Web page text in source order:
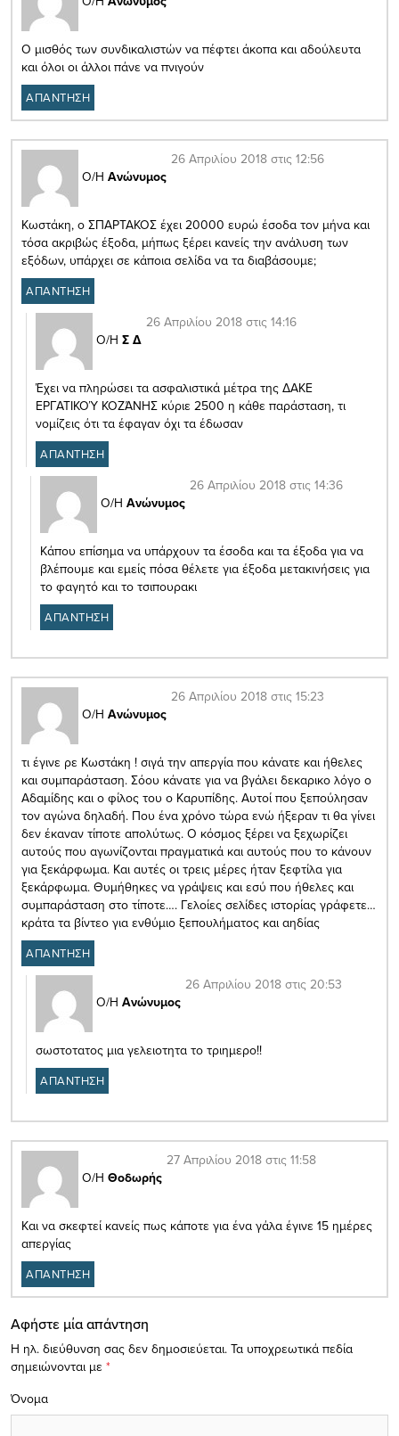
Ο μισθός των συνδικαλιστών να πέφτει άκοπα και αδούλευτα
και όλοι οι άλλοι πάνε να πνιγούν
ΑΠΑΝΤΗΣΗ
Ο/Η Ανώνυμος
26 Απριλίου 2018 στις 12:56
Κωστάκη, ο ΣΠΑΡΤΑΚΟΣ έχει 20000 ευρώ έσοδα τον μήνα και
τόσα ακριβώς έξοδα, μήπως ξέρει κανείς την ανάλυση των
εξόδων, υπάρχει σε κάποια σελίδα να τα διαβάσουμε;
ΑΠΑΝΤΗΣΗ
Ο/Η Σ Δ
26 Απριλίου 2018 στις 14:16
Έχει να πληρώσει τα ασφαλιστικά μέτρα της ΔΑΚΕ
ΕΡΓΑΤΙΚΟΎ ΚΟΖΆΝΗΣ κύριε 2500 η κάθε παράσταση, τι
νομίζεις ότι τα έφαγαν όχι τα έδωσαν
ΑΠΑΝΤΗΣΗ
Ο/Η Ανώνυμος
26 Απριλίου 2018 στις 14:36
Κάπου επίσημα να υπάρχουν τα έσοδα και τα έξοδα για να
βλέπουμε και εμείς πόσα θέλετε για έξοδα μετακινήσεις για
το φαγητό και το τσιπουρακι
ΑΠΑΝΤΗΣΗ
Ο/Η Ανώνυμος
26 Απριλίου 2018 στις 15:23
τι έγινε ρε Κωστάκη ! σιγά την απεργία που κάνατε και ήθελες
και συμπαράσταση. Σόου κάνατε για να βγάλει δεκαρικο λόγο ο
Αδαμίδης και ο φίλος του ο Καρυπίδης. Αυτοί που ξεπούλησαν
τον αγώνα δηλαδή. Που ένα χρόνο τώρα ενώ ήξεραν τι θα γίνει
δεν έκαναν τίποτε απολύτως. Ο κόσμος ξέρει να ξεχωρίζει
αυτούς που αγωνίζονται πραγματικά και αυτούς που το κάνουν
για ξεκάρφωμα. Και αυτές οι τρεις μέρες ήταν ξεφτίλα για
ξεκάρφωμα. Θυμήθηκες να γράψεις και εσύ που ήθελες και
συμπαράσταση στο τίποτε…. Γελοίες σελίδες ιστορίας γράφετε…
κράτα τα βίντεο για ενθύμιο ξεπουλήματος και αηδίας
ΑΠΑΝΤΗΣΗ
Ο/Η Ανώνυμος
26 Απριλίου 2018 στις 20:53
σωστοτατος μια γελειοτητα το τριημερο!!
ΑΠΑΝΤΗΣΗ
Ο/Η Θοδωρής
27 Απριλίου 2018 στις 11:58
Και να σκεφτεί κανείς πως κάποτε για ένα γάλα έγινε 15 ημέρες
απεργίας
ΑΠΑΝΤΗΣΗ
Αφήστε μία απάντηση
Η ηλ. διεύθυνση σας δεν δημοσιεύεται. Τα υποχρεωτικά πεδία
σημειώνονται με *
Όνομα